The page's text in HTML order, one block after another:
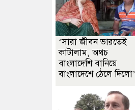
‘সারা জীবন ভারতেই
কাটালাম, অথচ
বাংলাদেশি বানিয়ে
বাংলাদেশে ঠেলে দিলো’